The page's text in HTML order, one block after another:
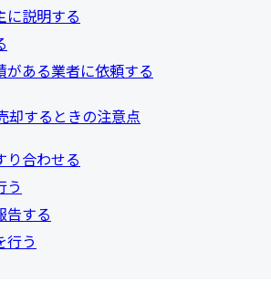
に説明する
ある業者に依頼する
却するときの注意点
り合わせる
う
告する
行う